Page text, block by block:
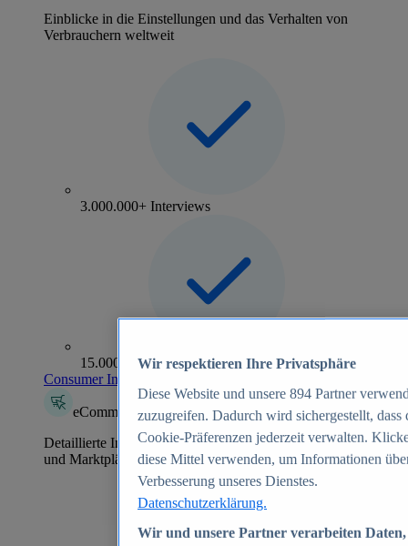
Einblicke in die Einstellungen und das Verhalten von
Verbrauchern weltweit
3.000.000+ Interviews
15.000+ Marken
Consumer Insights entdecken
eCommerce Insights
Detaillierte Informationen zu mehr als 39.000 Online-Shops
und Marktplätzen
Wir respektieren Ihre Privatsphäre
Diese Website und unsere 894 Partner
zuzugreifen. Dadurch wird sichergestellt,
Cookie-Präferenzen jederzeit verwalten.
diese Mittel verwenden, um Informationen
Verbesserung unseres Dienstes.
Datenschutzerklärung.
Wir und unsere Partner verarbeiten